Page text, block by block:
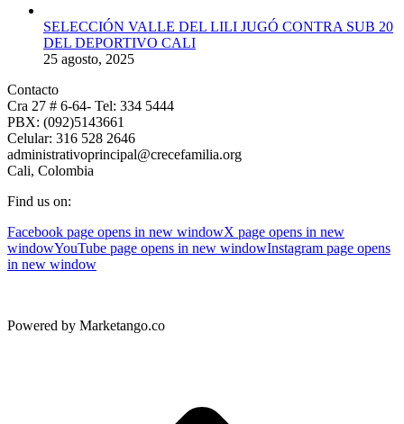
SELECCIÓN VALLE DEL LILI JUGÓ CONTRA SUB 20
DEL DEPORTIVO CALI
25 agosto, 2025
Contacto
Cra 27 # 6-64- Tel: 334 5444
PBX: (092)5143661
Celular: 316 528 2646
administrativoprincipal@crecefamilia.org
Cali, Colombia
Find us on:
Facebook page opens in new windowX page opens in new
windowYouTube page opens in new windowInstagram page opens
in new window
Powered by Marketango.co